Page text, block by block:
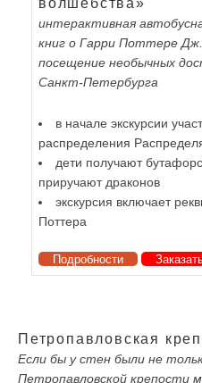
волшебства»
интерактивная
книг о Гарри Поттере
посещение необычных
Санкт-Петербурга
в начале экскурсии
распределения
дети получают
приручают драконов
экскурсия включает
Поттера
Подробности
Петропавловская
Если бы у стен были не
Петропавловской крепости